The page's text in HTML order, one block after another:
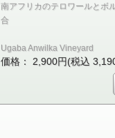
南アフリカのテロワールとボ
合
Ugaba Anwilka Vineyard
価格： 2,900円(税込